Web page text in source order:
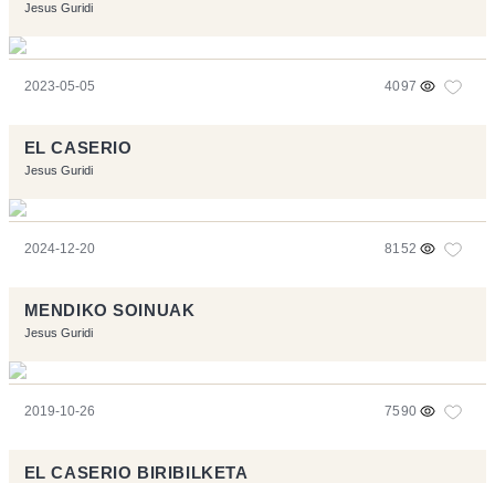
Jesus Guridi
2023-05-05 4097
EL CASERIO
Jesus Guridi
2024-12-20 8152
MENDIKO SOINUAK
Jesus Guridi
2019-10-26 7590
EL CASERIO BIRIBILKETA